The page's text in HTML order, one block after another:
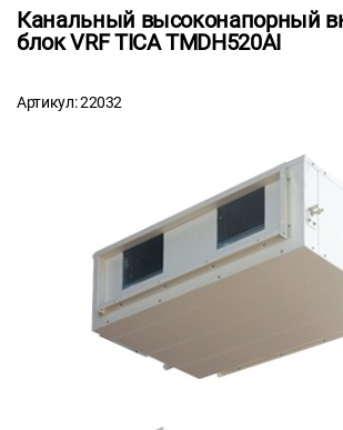
Канальный высоконапорный
блок VRF TICA TMDH520AI
Артикул: 22032